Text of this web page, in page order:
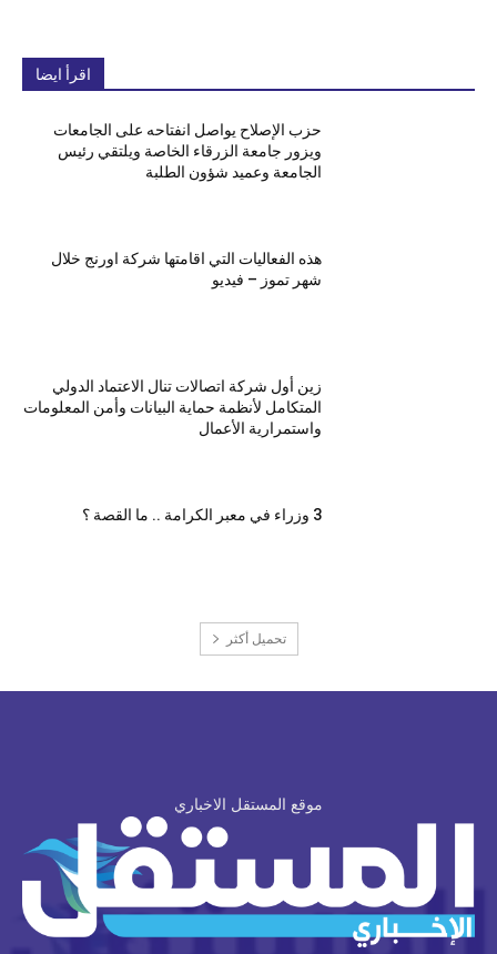
اقرأ ايضا
حزب الإصلاح يواصل انفتاحه على الجامعات
ويزور جامعة الزرقاء الخاصة ويلتقي رئيس
الجامعة وعميد شؤون الطلبة
هذه الفعاليات التي اقامتها شركة اورنج خلال
شهر تموز – فيديو
زين أول شركة اتصالات تنال الاعتماد الدولي
المتكامل لأنظمة حماية البيانات وأمن المعلومات
واستمرارية الأعمال
3 وزراء في معبر الكرامة .. ما القصة ؟
تحميل أكثر
موقع المستقل الاخباري